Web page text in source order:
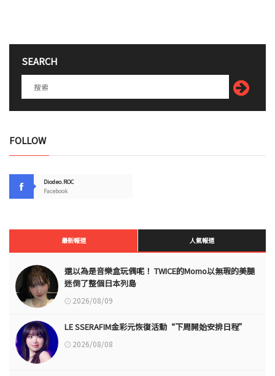
SEARCH
FOLLOW
Diodeo.ROC
Facebook
最新報道 人氣報道
還以為是音樂盒玩偶呢！ TWICE的Momo以無瑕的美腿
迷倒了整個日本列島
2026/08/09
LE SSERAFIM金彩元恢復活動“下周開始安排日程”
2026/08/08